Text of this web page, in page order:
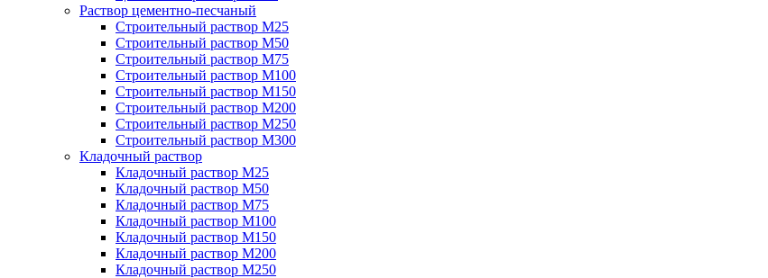
Раствор цементно-песчаный
Строительный раствор М25
Строительный раствор М50
Строительный раствор М75
Строительный раствор М100
Строительный раствор М150
Строительный раствор М200
Строительный раствор М250
Строительный раствор М300
Кладочный раствор
Кладочный раствор М25
Кладочный раствор М50
Кладочный раствор М75
Кладочный раствор М100
Кладочный раствор М150
Кладочный раствор М200
Кладочный раствор М250